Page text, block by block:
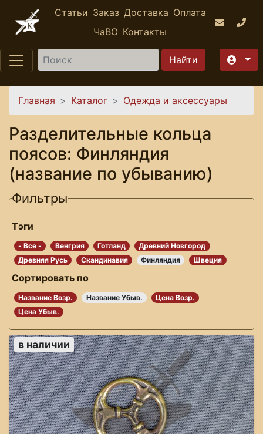
Перейти к основному содержанию
Статьи Заказ Доставка Оплата
ЧаВО Контакты
Найти
Вы здесь
Главная Каталог Одежда и аксессуары
Разделительные кольца
поясов: Финляндия
(название по убыванию)
Фильтры
Тэги
- Все - Венгрия Готланд
Древний Новгород
Древняя Русь
Скандинавия Финляндия Швеция
Сортировать по
Название Возр. Название Убыв.
Цена Возр.
Цена Убыв.
в наличии